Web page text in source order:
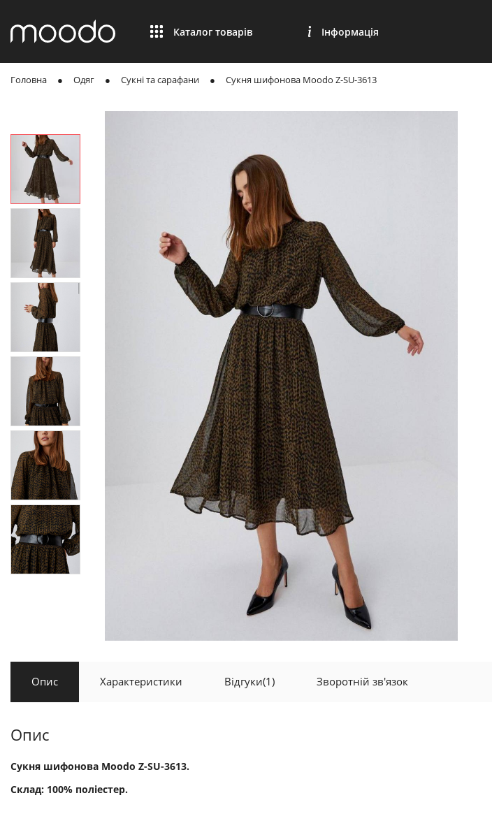
Каталог товарів Інформація
Головна Одяг Сукні та сарафани Сукня шифонова Moodo Z-SU-3613
Опис Характеристики Відгуки(1) Зворотній зв'язок
Опис
Сукня шифонова Moodo Z-SU-3613.
Склад: 100% поліестер.